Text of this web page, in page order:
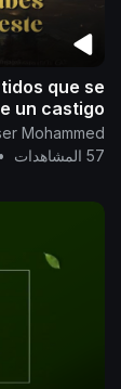
que se
un castigo
Mohammed
57 المشاهدات
•